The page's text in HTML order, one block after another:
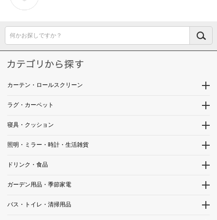
何かお探しですか？
カーテン・ロールスクリーン
ラグ・カーペット
寝具・クッション
照明・ミラー・時計・生活雑貨
ドリンク・食品
ガーデン用品・季節家電
バス・トイレ・清掃用品